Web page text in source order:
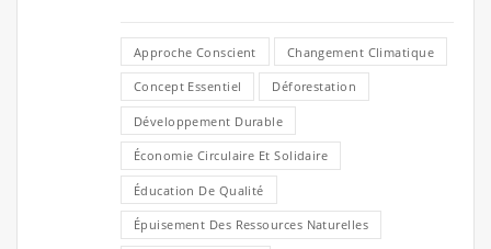
Approche Conscient Changement Climatique
Concept Essentiel Déforestation
Développement Durable
Économie Circulaire Et Solidaire
Éducation De Qualité
Épuisement Des Ressources Naturelles